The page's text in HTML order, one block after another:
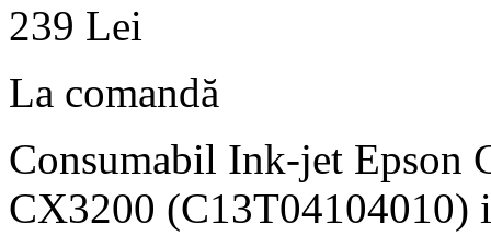
239 Lei
La comandă
Consumabil Ink-jet Epson
CX3200 (C13T04104010)